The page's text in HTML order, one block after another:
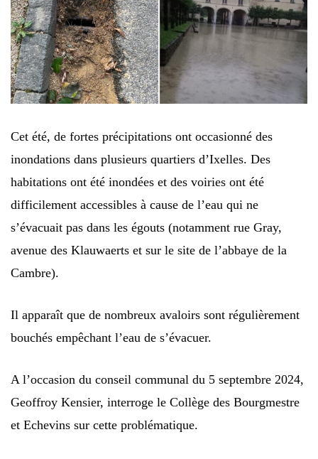
Cet été, de fortes précipitations ont occasionné des
inondations dans plusieurs quartiers d’Ixelles. Des
habitations ont été inondées et des voiries ont été
difficilement accessibles à cause de l’eau qui ne
s’évacuait pas dans les égouts (notamment rue Gray,
avenue des Klauwaerts et sur le site de l’abbaye de la
Cambre).
Il apparaît que de nombreux avaloirs sont régulièrement
bouchés empêchant l’eau de s’évacuer.
A l’occasion du conseil communal du 5 septembre 2024,
Geoffroy Kensier, interroge le Collège des Bourgmestre
et Echevins sur cette problématique.